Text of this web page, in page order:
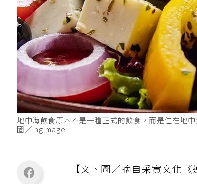
地中海飲食原本不是一種正式的飲食，而是住在地
圖／ingimage
【文、圖／摘自采實文化